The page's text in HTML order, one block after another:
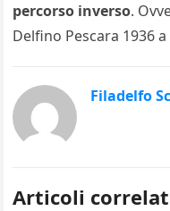
percorso inverso.
Delfino Pescara 1936
Filadelfo
Articoli